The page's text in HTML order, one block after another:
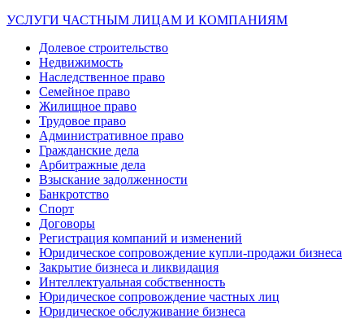
УСЛУГИ ЧАСТНЫМ ЛИЦАМ И КОМПАНИЯМ
Долевое строительство
Недвижимость
Наследственное право
Семейное право
Жилищное право
Трудовое право
Административное право
Гражданские дела
Арбитражные дела
Взыскание задолженности
Банкротство
Спорт
Договоры
Регистрация компаний и изменений
Юридическое сопровождение купли-продажи бизнеса
Закрытие бизнеса и ликвидация
Интеллектуальная собственность
Юридическое сопровождение частных лиц
Юридическое обслуживание бизнеса